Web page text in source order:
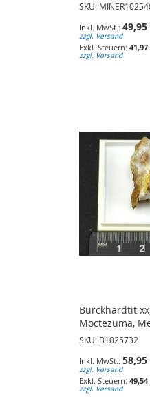
SKU:
49,95
zzgl. Versand
41,97
zzgl. Versand
Burckhardtit
Moctezuma,
SKU: B1025732
58,95
zzgl. Versand
49,54
zzgl. Versand